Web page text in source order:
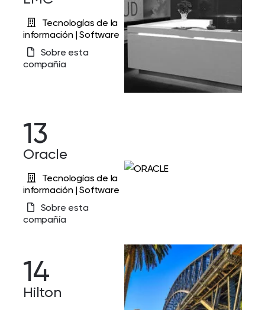
Tecnologías de la
información | Software
Sobre esta
compañía
13
Oracle
Tecnologías de la
información | Software
Sobre esta
compañía
14
Hilton